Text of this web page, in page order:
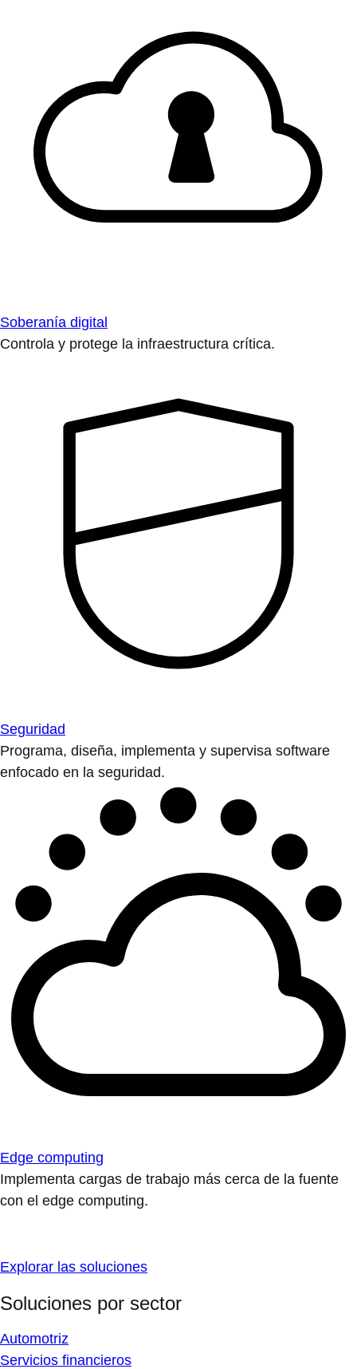
Soberanía digital
Controla y protege la infraestructura crítica.
Seguridad
Programa, diseña, implementa y supervisa software
enfocado en la seguridad.
Edge computing
Implementa cargas de trabajo más cerca de la fuente
con el edge computing.
Explorar las soluciones
Soluciones por sector
Automotriz
Servicios financieros